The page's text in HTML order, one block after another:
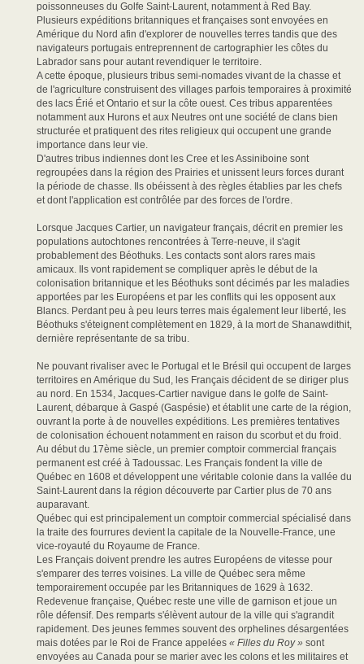
poissonneuses du Golfe Saint-Laurent, notamment à Red Bay.
Plusieurs expéditions britanniques et françaises sont envoyées en
Amérique du Nord afin d'explorer de nouvelles terres tandis que des
navigateurs portugais entreprennent de cartographier les côtes du
Labrador sans pour autant revendiquer le territoire.
A cette époque, plusieurs tribus semi-nomades vivant de la chasse et
de l'agriculture construisent des villages parfois temporaires à proximité
des lacs Érié et Ontario et sur la côte ouest. Ces tribus apparentées
notamment aux Hurons et aux Neutres ont une société de clans bien
structurée et pratiquent des rites religieux qui occupent une grande
importance dans leur vie.
D'autres tribus indiennes dont les Cree et les Assiniboine sont
regroupées dans la région des Prairies et unissent leurs forces durant
la période de chasse. Ils obéissent à des règles établies par les chefs
et dont l'application est contrôlée par des forces de l'ordre.
Lorsque Jacques Cartier, un navigateur français, décrit en premier les
populations autochtones rencontrées à Terre-neuve, il s'agit
probablement des Béothuks. Les contacts sont alors rares mais
amicaux. Ils vont rapidement se compliquer après le début de la
colonisation britannique et les Béothuks sont décimés par les maladies
apportées par les Européens et par les conflits qui les opposent aux
Blancs. Perdant peu à peu leurs terres mais également leur liberté, les
Béothuks s'éteignent complètement en 1829, à la mort de Shanawdithit,
dernière représentante de sa tribu.
Ne pouvant rivaliser avec le Portugal et le Brésil qui occupent de larges
territoires en Amérique du Sud, les Français décident de se diriger plus
au nord. En 1534, Jacques-Cartier navigue dans le golfe de Saint-
Laurent, débarque à Gaspé (Gaspésie) et établit une carte de la région,
ouvrant la porte à de nouvelles expéditions. Les premières tentatives
de colonisation échouent notamment en raison du scorbut et du froid.
Au début du 17ème siècle, un premier comptoir commercial français
permanent est créé à Tadoussac. Les Français fondent la ville de
Québec en 1608 et développent une véritable colonie dans la vallée du
Saint-Laurent dans la région découverte par Cartier plus de 70 ans
auparavant.
Québec qui est principalement un comptoir commercial spécialisé dans
la traite des fourrures devient la capitale de la Nouvelle-France, une
vice-royauté du Royaume de France.
Les Français doivent prendre les autres Européens de vitesse pour
s'emparer des terres voisines. La ville de Québec sera même
temporairement occupée par les Britanniques de 1629 à 1632.
Redevenue française, Québec reste une ville de garnison et joue un
rôle défensif. Des remparts s'élèvent autour de la ville qui s'agrandit
rapidement. Des jeunes femmes souvent des orphelines désargentées
mais dotées par le Roi de France appelées « Filles du Roy » sont
envoyées au Canada pour se marier avec les colons et les militaires et